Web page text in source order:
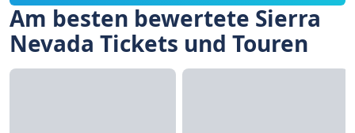
Am besten bewertete Sierra
Nevada Tickets und Touren